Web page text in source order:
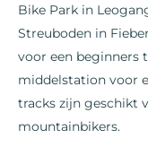
Bike Park in
Streuboden in
voor een beginners
middelstation voor
tracks zijn geschikt
mountainbikers.